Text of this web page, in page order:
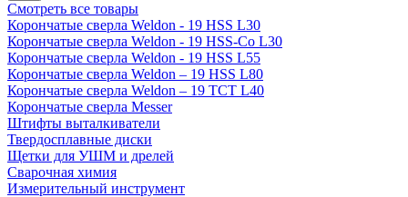
Смотреть все товары
Корончатые сверла Weldon - 19 HSS L30
Корончатые сверла Weldon - 19 HSS-Co L30
Корончатые сверла Weldon - 19 HSS L55
Корончатые сверла Weldon – 19 HSS L80
Корончатые сверла Weldon – 19 TCT L40
Корончатые сверла Messer
Штифты выталкиватели
Твердосплавные диски
Щетки для УШМ и дрелей
Сварочная химия
Измерительный инструмент